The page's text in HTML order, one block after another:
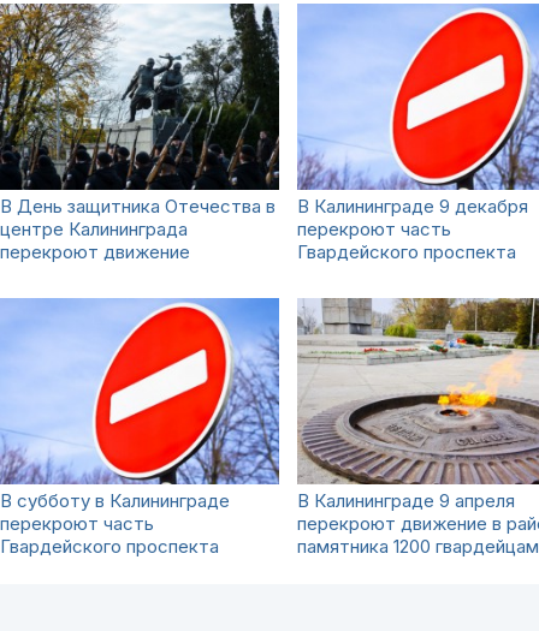
В День защитника Отечества в
центре Калининграда
перекроют движение
В Калининграде 9 декабря
перекроют часть
Гвардейского проспекта
В субботу в Калининграде
перекроют часть
Гвардейского проспекта
В Калининграде 9 апреля
перекроют движение в
памятника 1200 гвардейцам